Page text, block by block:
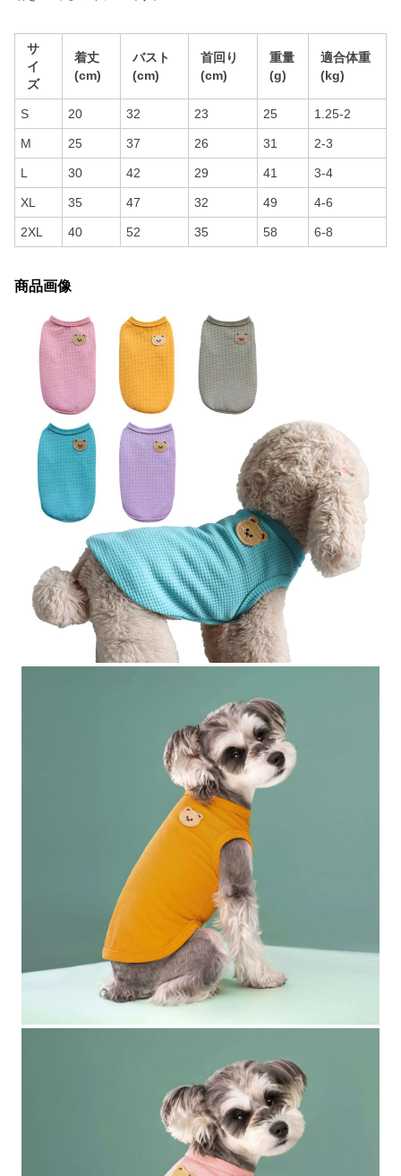
サ
イ
ズ
着丈
(cm)
バスト
(cm)
首回り
(cm)
重量
(g)
適合体重
(kg)
S 20 32 23 25 1.25-2
M 25 37 26 31 2-3
L 30 42 29 41 3-4
XL 35 47 32 49 4-6
2XL 40 52 35 58 6-8
商品画像